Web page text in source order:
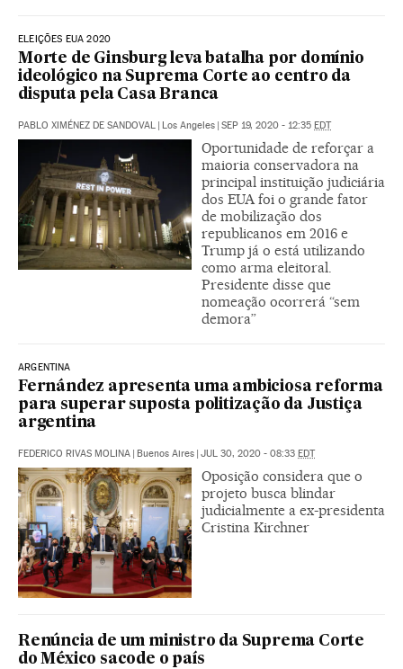
ELEIÇÕES EUA 2020
Morte de Ginsburg leva batalha por domínio
ideológico na Suprema Corte ao centro da
disputa pela Casa Branca
PABLO XIMÉNEZ DE SANDOVAL | Los Angeles | SEP 19, 2020 - 12:35 EDT
Oportunidade de reforçar a
maioria conservadora na
principal instituição judiciária
dos EUA foi o grande fator
de mobilização dos
republicanos em 2016 e
Trump já o está utilizando
como arma eleitoral.
Presidente disse que
nomeação ocorrerá “sem
demora”
ARGENTINA
Fernández apresenta uma ambiciosa reforma
para superar suposta politização da Justiça
argentina
FEDERICO RIVAS MOLINA | Buenos Aires | JUL 30, 2020 - 08:33 EDT
Oposição considera que o
projeto busca blindar
judicialmente a ex-presidenta
Cristina Kirchner
Renúncia de um ministro da Suprema Corte
do México sacode o país